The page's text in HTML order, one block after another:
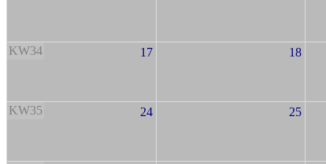
KW34 17 18
KW35 24 25